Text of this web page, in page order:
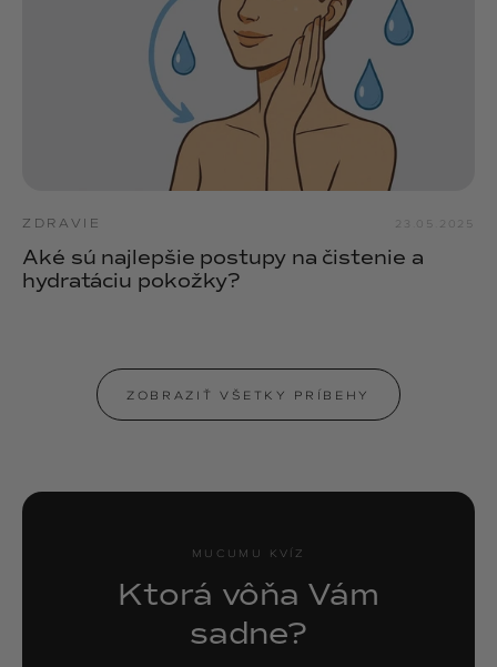
ZDRAVIE 23.05.2025
Aké sú najlepšie postupy na čistenie a
hydratáciu pokožky?
ZOBRAZIŤ VŠETKY PRÍBEHY
MUCUMU KVÍZ
Ktorá vôňa Vám
sadne?